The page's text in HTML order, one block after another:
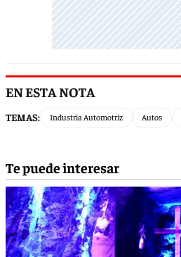
EN ESTA NOTA
TEMAS: Industria Automotriz Autos